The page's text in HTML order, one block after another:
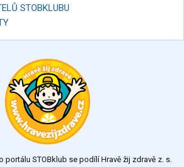
STOBKLUBU
portálu STOBklub se podílí Hravě žij zdravě z. s.